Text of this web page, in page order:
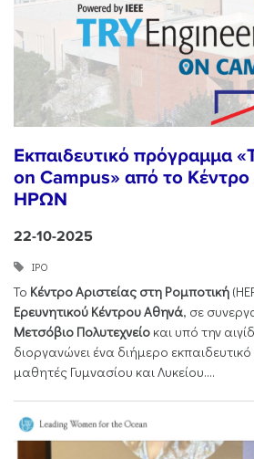
Εκπαιδευτικό πρόγραμμα
on Campus» από το Κέντρο
ΗΡΩΝ
22-10-2025
ΙΡΟ
Το Κέντρο Αριστείας στη Ρομποτική
Ερευνητικού Κέντρου Αθηνά, σε
Μετσόβιο Πολυτεχνείο και υπό την
διοργανώνει ένα διήμερο
μαθητές Γυμνασίου και Λυκείου....